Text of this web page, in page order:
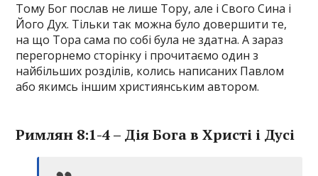
Тому Бог послав не лише Тору, але і Свого Сина і
Його Дух. Тільки так можна було довершити те,
на що Тора сама по собі була не здатна. А зараз
перегорнемо сторінку і прочитаємо один з
найбільших розділів, колись написаних Павлом
або якимсь іншим християнським автором.
Римлян 8:1-4 – Дія Бога в Христі і Дусі